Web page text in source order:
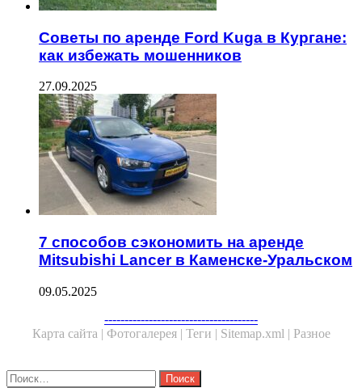
Советы по аренде Ford Kuga в Кургане:
как избежать мошенников
27.09.2025
7 способов сэкономить на аренде
Mitsubishi Lancer в Каменске-Уральском
09.05.2025
--------------------------------------
Карта сайта | Фотогалерея | Теги | Sitemap.xml | Разное
Close
Найти: